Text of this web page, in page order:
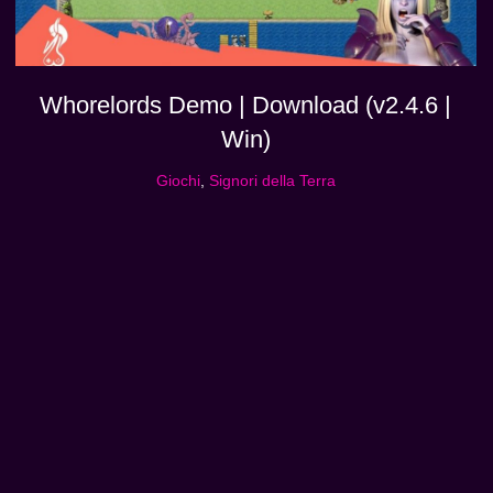
Whorelords Demo | Download (v2.4.6 |
Win)
Giochi, Signori della Terra